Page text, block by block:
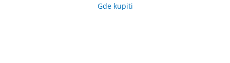
Gde kupiti